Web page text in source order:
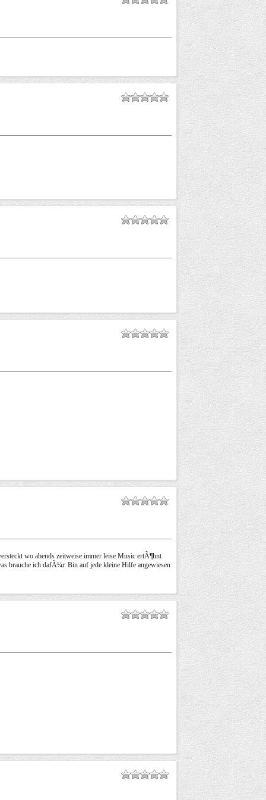
wo abends zeitweise immer leise Music ertÃ¶hnt
brauche ich dafÃ¼r. Bin auf jede kleine Hilfe angewiesen